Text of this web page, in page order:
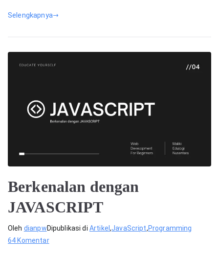
Selengkapnya
Berkenalan dengan
JAVASCRIPT
Oleh dianpwDipublikasi di Artikel ,JavaScript,Programming
64 Komentarpada